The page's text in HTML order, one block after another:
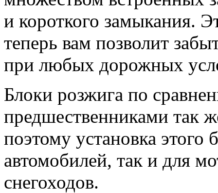
и короткого замыкания.
теперь вам позволит
при любых дорожных
Блоки розжига по
предшественниками так
поэтому установка этого
автомобилей, так и для
снегоходов.